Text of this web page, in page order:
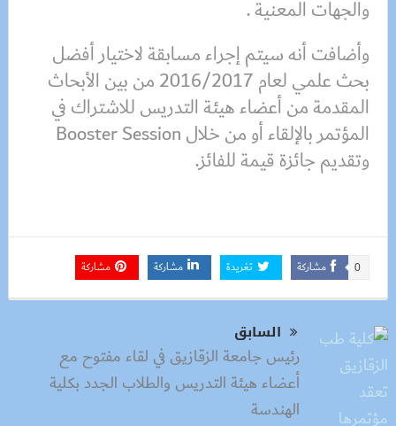
والجهات المعنية .
وأضافت أنه سيتم إجراء مسابقة لاختيار أفضل
بحث علمي لعام 2016/2017 من بين الأبحاث
المقدمة من أعضاء هيئة التدريس للاشتراك في
المؤتمر بالإلقاء أو من خلال Booster Session
وتقديم جائزة قيمة للفائز.
مشاركة 0 تغريدة مشاركة مشاركة
السابق
رئيس جامعة الزقازيق في لقاء مفتوح مع
أعضاء هيئة التدريس والطلاب الجدد بكلية
الهندسة